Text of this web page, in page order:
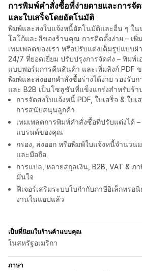
การพิมพ์คำสั่งซื้อที่ง่ายดายและการจั
และใบเสร็จโดยอัตโนมัติ
พิมพ์และส่งใบแจ้งหนี้อัตโนมัติและอื่น ๆ ใ
โลโก้และสีของร้านคุณ การติดตั้งง่าย – เ
เทมเพลตของเรา หรือปรับแต่งเต็มรูปแบ
24/7 ที่ยอดเยี่ยม ปรับปรุงการจัดส่ง – พิมพ์
แบบฟอร์มการคืนสินค้า และเพิ่มลิงก์ PDF
พิมพ์และส่งออกคำสั่งซื้อร่างได้ง่าย รองรับ
และ B2B เป็นโซลูชันที่แข็งแกร่งสำหรับร้
การจัดส่งใบแจ้งหนี้ PDF, ใบเสร็จ & ใบ
การสนับสนุนลูกค้า
เทมเพลตการพิมพ์คำสั่งซื้อที่ปรับแต่งได้
แบรนด์ของคุณ
กรอง, ส่งออก หรือพิมพ์ใบแจ้งหนี้จำนวน
และมือถือ
การแปล, หลายสกุลเงิน, B2B, VAT & ภ
มั่นใจ
ฟีเจอร์เสริมระบบใบกำกับภาษีอิเล็กทรอ
งานในแอปแล้ว
เป็นที่นิยมในร้านค้าแบบคุณ
ในสหรัฐอเมริกา
ภาษา